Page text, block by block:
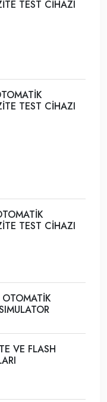
TEST CİHAZI
TEST CİHAZI
TEST CİHAZI
VE FLASH